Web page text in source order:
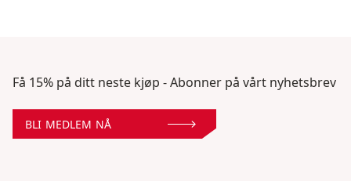
Få 15% på ditt neste kjøp - Abonner på vårt nyhetsbrev
BLI MEDLEM NÅ